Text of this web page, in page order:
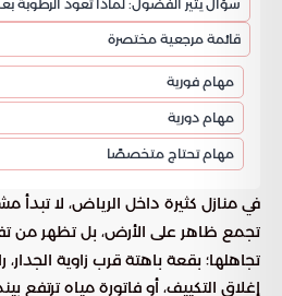
سؤال يثير الفضول: لماذا تعود الرطوبة
قائمة مرجعية مختصرة
مهام فورية
مهام دورية
مهام تحتاج متخصصًا
في منازل كثيرة داخل الرياض، لا تبدأ
تجمع ظاهر على الأرض، بل تظهر من
تجاهلها؛ بقعة باهتة قرب زاوية
إغلاق التكييف، أو فاتورة مياه ترتفع